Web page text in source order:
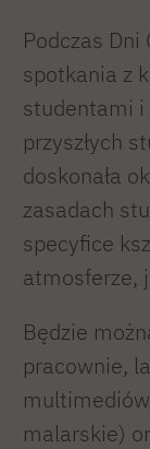
Podczas
spotkania z
studentami
przyszłych
doskonała
zasadach
specyfice
atmosferze,
Będzie
pracownie,
malarskie)